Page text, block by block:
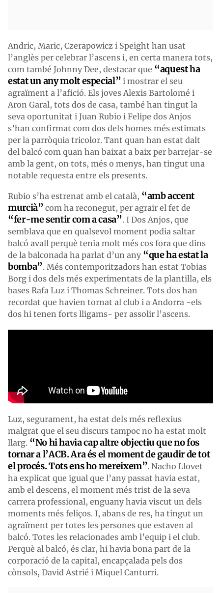
Andric, Maric, Czerapowicz i Speight han usat
l’anglès per celebrar l’ascens i, en certa manera tots,
com també Johnny Dee, destacar que “aquest ha
estat un any molt especial” i mostrar el seu
agraïment a l’afició. Els joves Alexis Bartolomé i
Aron Garal, tots dos de casa, també han tingut la
seva oportunitat i Juan Rubio i Felipe dos Anjos
s’han confirmat com dos dels homes més estimats
per la parròquia tricolor. Tant quan han estat dalt
del balcó com quan han baixat a baix per barrejar-se
amb la gent, on tots, més o menys, han tingut una
notable requesta entre els presents.
Rubio s’ha estrenat amb el català, “amb accent
murcià” com ha reconegut, per agrair el fet de
“fer-me sentir com a casa”. I Dos Anjos, que
semblava que en qualsevol moment podia saltar
balcó avall perquè tenia molt més cos fora que dins
de la balconada ha parlat d’un any “que ha estat la
bomba”. Més contemporitzadors han estat Tobias
Borg i dos dels més experimentats de la plantilla, els
bases Rafa Luz i Thomas Schreiner. Tots dos han
recordat que havien tornat al club i a Andorra -els
dos hi tenen forts lligams- per assolir l’ascens.
Luz, segurament, ha estat dels més reflexius
malgrat que el seu discurs tampoc no ha estat molt
llarg. “No hi havia cap altre objectiu que no fos
tornar a l’ACB. Ara és el moment de gaudir de tot
el procés. Tots ens ho mereixem”. Nacho Llovet
ha explicat que igual que l’any passat havia estat,
amb el descens, el moment més trist de la seva
carrera professional, enguany havia viscut un dels
moments més feliços. I, abans de res, ha tingut un
agraïment per totes les persones que estaven al
balcó. Totes les relacionades amb l’equip i el club.
Perquè al balcó, és clar, hi havia bona part de la
corporació de la capital, encapçalada pels dos
cònsols, David Astrié i Miquel Canturri.